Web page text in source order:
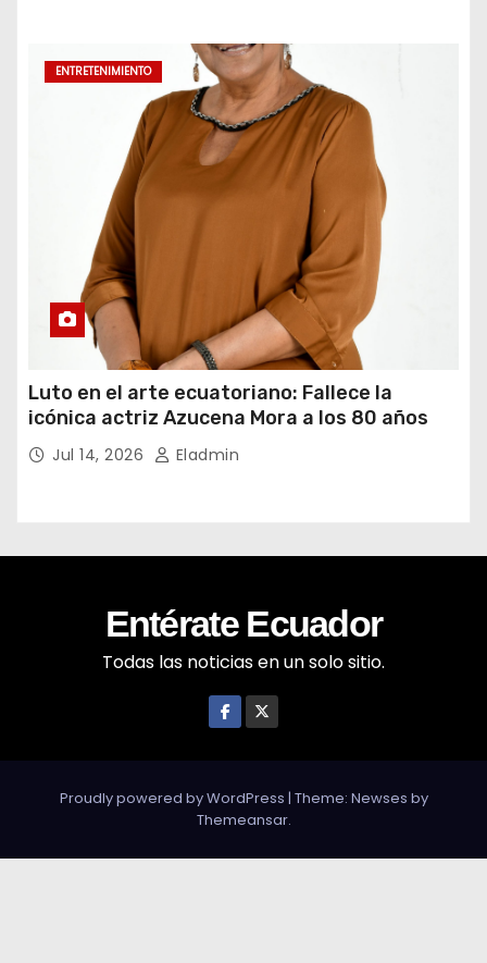
ENTRETENIMIENTO
Luto en el arte ecuatoriano: Fallece la
icónica actriz Azucena Mora a los 80 años
Jul 14, 2026 Eladmin
Entérate Ecuador
Todas las noticias en un solo sitio.
Proudly powered by WordPress | Theme: Newses by
Themeansar.